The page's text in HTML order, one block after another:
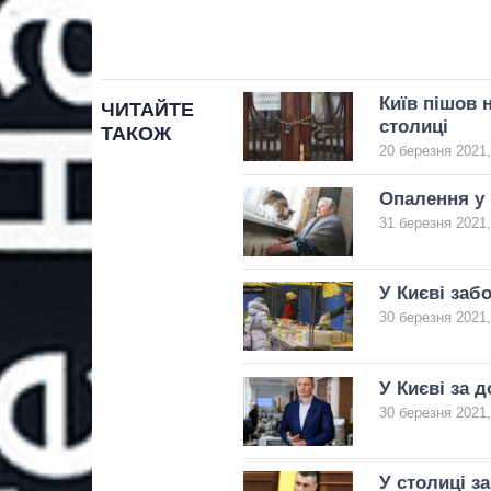
ЧИТАЙТЕ
ТАКОЖ
Київ пішов
столиці
20 березня
Опалення у
31 березня
У Києві
30 березня
У Києві за
30 березня
У столиці